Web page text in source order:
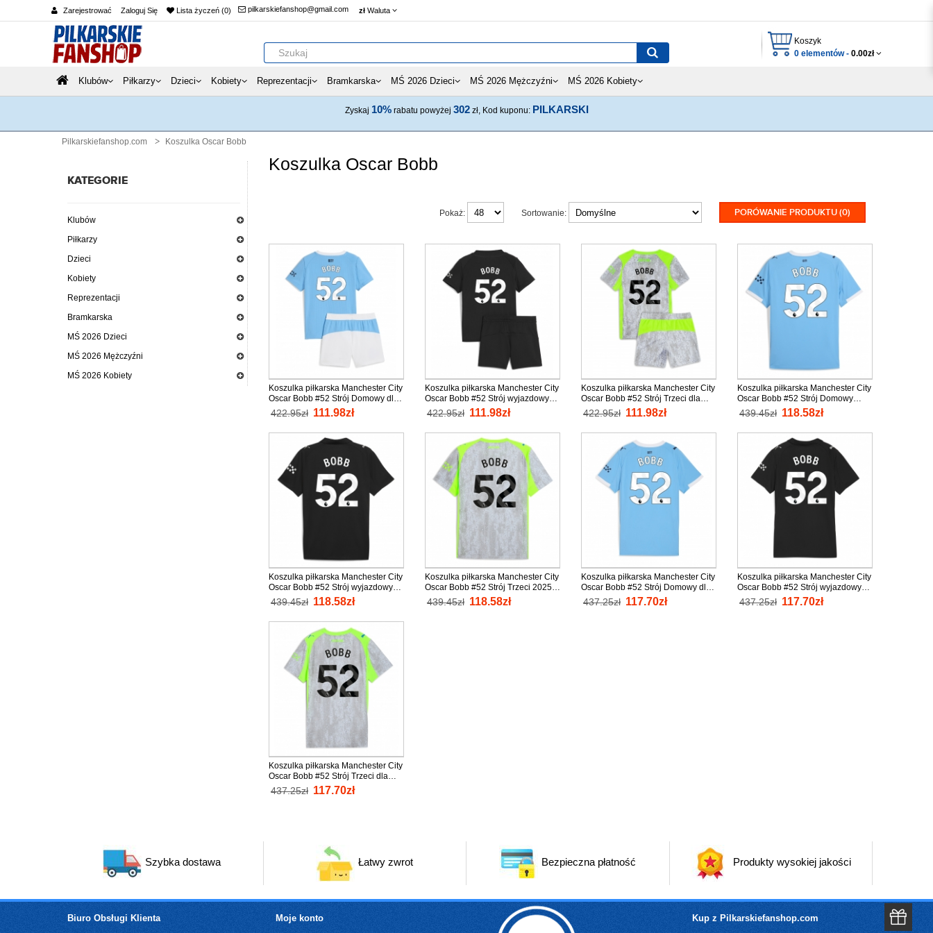
Zarejestrować Zaloguj Się Lista życzeń (0) pilkarskiefanshop@gmail.com zł Waluta
Koszyk
0 elementów - 0.00zł
Klubów Piłkarzy Dzieci Kobiety Reprezentacji Bramkarska MŚ 2026 Dzieci MŚ 2026 Mężczyźni MŚ 2026 Kobiety
Zyskaj 10%rabatu powyżej 302zł, Kod kuponu: PILKARSKI
Pilkarskiefanshop.com Koszulka Oscar Bobb
KATEGORIE
Klubów
Piłkarzy
Dzieci
Kobiety
Reprezentacji
Bramkarska
MŚ 2026 Dzieci
MŚ 2026 Mężczyźni
MŚ 2026 Kobiety
Koszulka Oscar Bobb
PORÓWANIE PRODUKTU (0)
Sortowanie:
Pokaż:
Koszulka piłkarska Manchester City
Oscar Bobb #52 Strój Domowy dla
dzieci 2025-26 tanio Krótki Rękaw
(+ Krótkie spodenki)
422.95zł 111.98zł
Koszulka piłkarska Manchester City
Oscar Bobb #52 Strój wyjazdowy
dla dzieci 2025-26 tanio Krótki
Rękaw (+ Krótkie spodenki)
422.95zł 111.98zł
Koszulka piłkarska Manchester City
Oscar Bobb #52 Strój Trzeci dla
dzieci 2025-26 tanio Krótki Rękaw
(+ Krótkie spodenki)
422.95zł 111.98zł
Koszulka piłkarska Manchester City
Oscar Bobb #52 Strój Domowy
2025-26 tanio Krótki Rękaw
439.45zł 118.58zł
Koszulka piłkarska Manchester City
Oscar Bobb #52 Strój wyjazdowy
2025-26 tanio Krótki Rękaw
439.45zł 118.58zł
Koszulka piłkarska Manchester City
Oscar Bobb #52 Strój Trzeci 2025-
26 tanio Krótki Rękaw
439.45zł 118.58zł
Koszulka piłkarska Manchester City
Oscar Bobb #52 Strój Domowy dla
kobiety 2025-26 tanio Krótki Rękaw
437.25zł 117.70zł
Koszulka piłkarska Manchester City
Oscar Bobb #52 Strój wyjazdowy
dla kobiety 2025-26 tanio Krótki
Rękaw
437.25zł 117.70zł
Koszulka piłkarska Manchester City
Oscar Bobb #52 Strój Trzeci dla
kobiety 2025-26 tanio Krótki Rękaw
437.25zł 117.70zł
Szybka dostawa Łatwy zwrot Bezpieczna płatność Produkty wysokiej jakości
Biuro Obsługi Klienta Moje konto Kup z Pilkarskiefanshop.com